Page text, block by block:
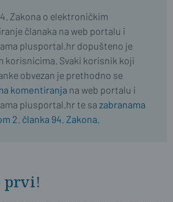
Zakona o elektroničkim
članaka na web portalu i
plusportal.hr dopušteno je
korisnicima. Svaki korisnik koji
obvezan je prethodno se
komentiranja na web portalu i
plusportal.hr te sa zabranama
2. članka 94. Zakona.
prvi!